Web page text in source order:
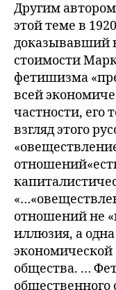
Другим
этой теме в
доказывавший
стоимости
фетишизма
всей
частности, его
взгляд этого
отношений не
иллюзия, а
экономической
общества. …
общественного